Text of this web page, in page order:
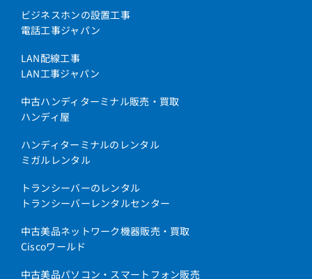
ビジネスホンの設置工事
電話工事ジャパン
LAN配線工事
LAN工事ジャパン
中古ハンディターミナル販売・買取
ハンディ屋
ハンディターミナルのレンタル
ミガルレンタル
トランシーバーのレンタル
トランシーバーレンタルセンター
中古美品ネットワーク機器販売・買取
Ciscoワールド
中古美品パソコン・スマートフォン販売